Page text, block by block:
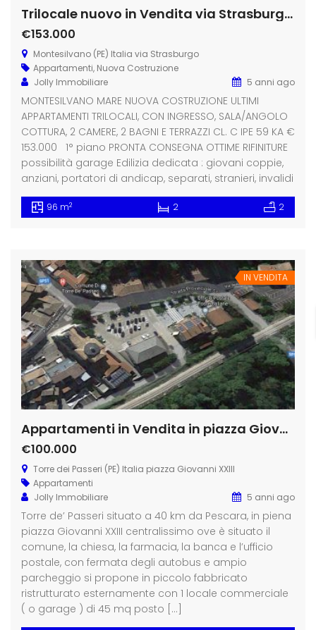
Trilocale nuovo in Vendita via Strasburgo a Montesilvano Spiaggia
€153.000
Montesilvano (PE) Italia via Strasburgo
Appartamenti, Nuova Costruzione
Jolly Immobiliare
5 anni ago
MONTESILVANO MARE NUOVA COSTRUZIONE ULTIMI
APPARTAMENTI TRILOCALI, CON INGRESSO, SALA/ANGOLO
COTTURA, 2 CAMERE, 2 BAGNI E TERRAZZI CL. C IPE 59 KA €
153.000 1° piano PRONTA CONSEGNA OTTIME RIFINITURE
possibilità garage Edilizia dedicata : giovani coppie,
anziani, portatori di andicap, separati, stranieri, invalidi
96 m2 2 2
IN VENDITA
Appartamenti in Vendita in piazza Giovanni XXIII Torre dei Passeri
€100.000
Torre dei Passeri (PE) Italia piazza Giovanni XXIII
Appartamenti
Jolly Immobiliare
5 anni ago
Torre de’ Passeri situato a 40 km da Pescara, in piena
piazza Giovanni XXIII centralissimo ove è situato il
comune, la chiesa, la farmacia, la banca e l’ufficio
postale, con fermata degli autobus e ampio
parcheggio si propone in piccolo fabbricato
ristrutturato esternamente con 1 locale commerciale
( o garage ) di 45 mq posto […]